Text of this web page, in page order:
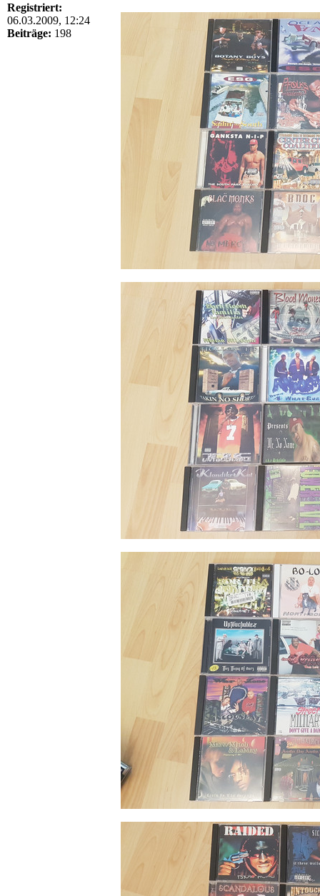
Registriert:
06.03.2009, 12:24
Beiträge: 198